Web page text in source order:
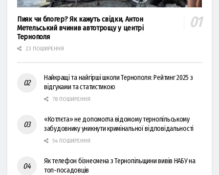
Пияк чи блогер? Як кажуть свідки, Антон
Метельський вчинив автотрощу у центрі
Тернополя
23 ПОШИРЕННЯ
Найкращі та найгірші школи Тернополя: Рейтинг 2025 з
відгуками та статистикою
78 ПОШИРЕННЯ
«Котлєта» не допомогла відомому тернопільському
забудовнику уникнути кримінальної відповідальності
54 ПОШИРЕННЯ
Як телефон бізнесмена з Тернопільщини вивів НАБУ на
топ-посадовців